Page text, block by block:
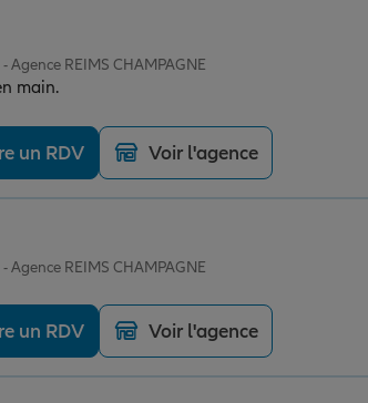
REIMS CHAMPAGNE
main.
un RDV Voir l'agence
REIMS CHAMPAGNE
un RDV Voir l'agence